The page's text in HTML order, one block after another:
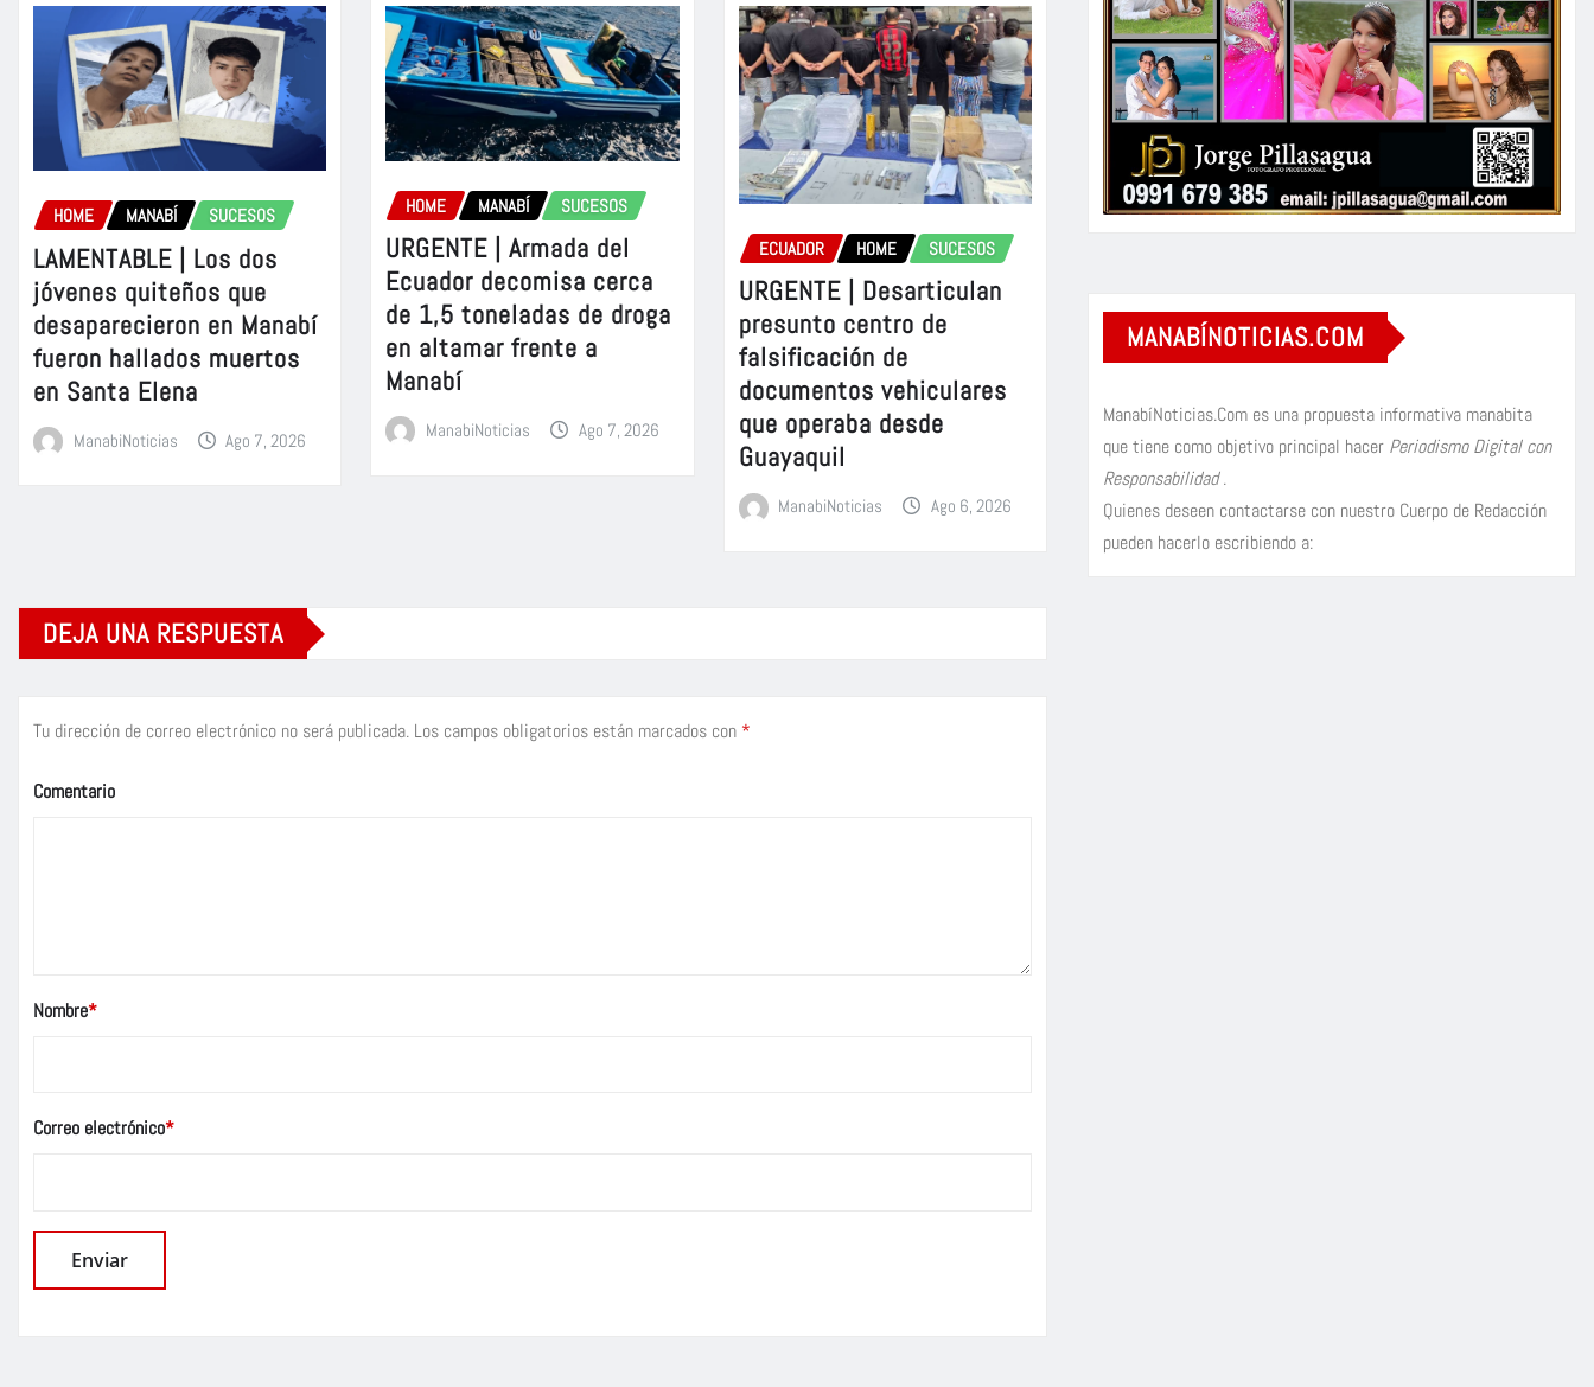
HOME MANABÍ SUCESOS
LAMENTABLE | Los dos
jóvenes quiteños que
desaparecieron en Manabí
fueron hallados muertos
en Santa Elena
ManabiNoticias Ago 7, 2026
HOME MANABÍ SUCESOS
URGENTE | Armada del
Ecuador decomisa cerca
de 1,5 toneladas de droga
en altamar frente a
Manabí
ManabiNoticias Ago 7, 2026
ECUADOR HOME SUCESOS
URGENTE | Desarticulan
presunto centro de
falsificación de
documentos vehiculares
que operaba desde
Guayaquil
ManabiNoticias Ago 6, 2026
DEJA UNA RESPUESTA
Tu dirección de correo electrónico no será publicada. Los campos obligatorios están marcados con *
Comentario
Nombre*
Correo electrónico*
MANABÍNOTICIAS.COM
ManabíNoticias.Com es una propuesta informativa manabita
que tiene como objetivo principal hacer Periodismo Digital con
Responsabilidad.
Quienes deseen contactarse con nuestro Cuerpo de Redacción
pueden hacerlo escribiendo a: